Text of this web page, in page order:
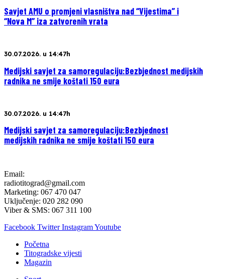
Savjet AMU o promjeni vlasništva nad “Vijestima” i
“Nova M” iza zatvorenih vrata
30.07.2026. u 14:47h
Medijski savjet za samoregulaciju:Bezbjednost medijskih
radnika ne smije koštati 150 eura
30.07.2026. u 14:47h
Medijski savjet za samoregulaciju:Bezbjednost
medijskih radnika ne smije koštati 150 eura
Email:
radiotitograd@gmail.com
Marketing: 067 470 047
Uključenje: 020 282 090
Viber & SMS: 067 311 100
Facebook Twitter InstagramYoutube
Početna
Titogradske vijesti
Magazin